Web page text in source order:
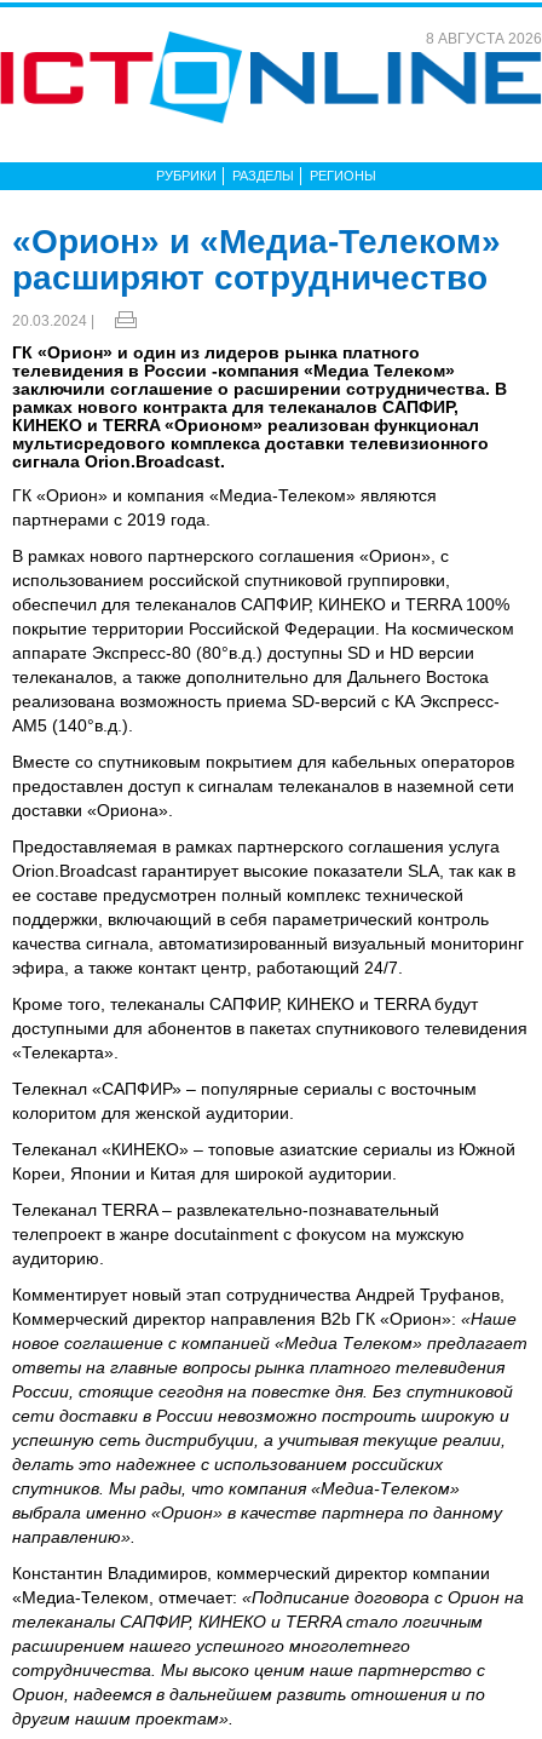
8 АВГУСТА 2026
РУБРИКИ РАЗДЕЛЫ РЕГИОНЫ
«Орион» и «Медиа-Телеком»
расширяют сотрудничество
20.03.2024 |
ГК «Орион» и один из лидеров рынка платного
телевидения в России -компания «Медиа Телеком»
заключили соглашение о расширении сотрудничества. В
рамках нового контракта для телеканалов САПФИР,
КИНЕКО и TERRA «Орионом» реализован функционал
мультисредового комплекса доставки телевизионного
сигнала Orion.Broadcast.
ГК «Орион» и компания «Медиа-Телеком» являются
партнерами с 2019 года.
В рамках нового партнерского соглашения «Орион», с
использованием российской спутниковой группировки,
обеспечил для телеканалов САПФИР, КИНЕКО и TERRA 100%
покрытие территории Российской Федерации. На космическом
аппарате Экспресс-80 (80°в.д.) доступны SD и HD версии
телеканалов, а также дополнительно для Дальнего Востока
реализована возможность приема SD-версий с КА Экспресс-
АМ5 (140°в.д.).
Вместе со спутниковым покрытием для кабельных операторов
предоставлен доступ к сигналам телеканалов в наземной сети
доставки «Ориона».
Предоставляемая в рамках партнерского соглашения услуга
Orion.Broadcast гарантирует высокие показатели SLA, так как в
ее составе предусмотрен полный комплекс технической
поддержки, включающий в себя параметрический контроль
качества сигнала, автоматизированный визуальный мониторинг
эфира, а также контакт центр, работающий 24/7.
Кроме того, телеканалы САПФИР, КИНЕКО и TERRA будут
доступными для абонентов в пакетах спутникового телевидения
«Телекарта».
Телекнал «САПФИР» – популярные сериалы с восточным
колоритом для женской аудитории.
Телеканал «КИНЕКО» – топовые азиатские сериалы из Южной
Кореи, Японии и Китая для широкой аудитории.
Телеканал TERRA – развлекательно-познавательный
телепроект в жанре docutainment с фокусом на мужскую
аудиторию.
Комментирует новый этап сотрудничества Андрей Труфанов,
Коммерческий директор направления B2b ГК «Орион»: «Наше
новое соглашение с компанией «Медиа Телеком» предлагает
ответы на главные вопросы рынка платного телевидения
России, стоящие сегодня на повестке дня. Без спутниковой
сети доставки в России невозможно построить широкую и
успешную сеть дистрибуции, а учитывая текущие реалии,
делать это надежнее с использованием российских
спутников. Мы рады, что компания «Медиа-Телеком»
выбрала именно «Орион» в качестве партнера по данному
направлению».
Константин Владимиров, коммерческий директор компании
«Медиа-Телеком, отмечает: «Подписание договора с Орион на
телеканалы САПФИР, КИНЕКО и TERRA стало логичным
расширением нашего успешного многолетнего
сотрудничества. Мы высоко ценим наше партнерство с
Орион, надеемся в дальнейшем развить отношения и по
другим нашим проектам».